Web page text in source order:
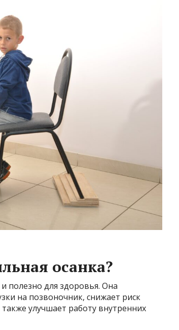
осанка?
полезно для здоровья. Она
на позвоночник, снижает риск
улучшает работу внутренних